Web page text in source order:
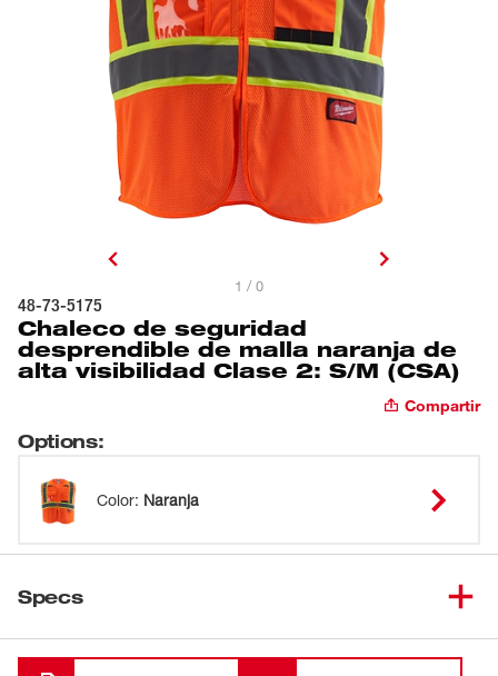
1 / 0
48-73-5175
Chaleco de seguridad
desprendible de malla naranja de
alta visibilidad Clase 2: S/M (CSA)
Compartir
Options:
Color: Naranja
Specs
Cargando